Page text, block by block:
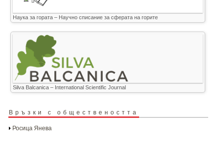
Наука за гората – Научно списание за сферата на горите
Silva Balcanica – International Scientific Journal
Връзки с обществеността
Росица Янева